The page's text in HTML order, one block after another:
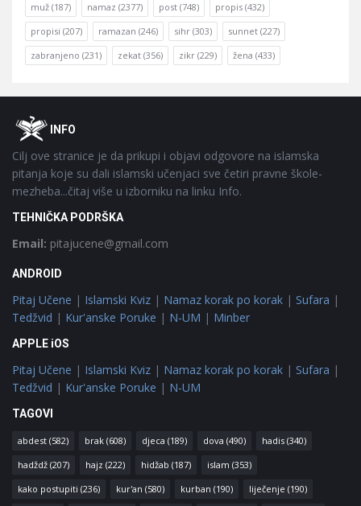
muž (187) namaz (2377) post (748) propis (432)
propisi (207) ramazan (246) sihr (303) sunnet (227)
zabranjeno (231) zekat (356) zikr (229) žena (433)
FooterOINFO
Cilj ove stranice je da prikupi i objavi odgovore na islamska
pitanja koje su dali islamski učenjaci sve četiri pravne škole-
mezheba...čitaj više u izborniku na linku Info.
TEHNIČKA PODRŠKA
Email: pitajucene@gmail.com
ANDROID
Pitaj Učene | Islamski Kviz | Namaz korak po korak | Sufara |
Tedžvid | Kur'anske Poruke | N-UM | Minber
APPLE iOS
Pitaj Učene | Islamski Kviz | Namaz korak po korak | Sufara |
Tedžvid | Kur'anske Poruke | N-UM
TAGOVI
abdest (582) brak (608) djeca (189) dova (490) hadis (340)
hadždž (207) hajz (222) hidžab (187) islam (353)
kako postupiti (236) kur'an (580) kurban (190) liječenje (190)